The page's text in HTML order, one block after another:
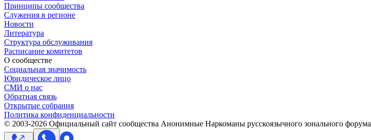
Принципы сообщества
Служения в регионе
Новости
Литература
Структура обслуживания
Расписание комитетов
О сообществе
Социальная значимость
Юридическое лицо
СМИ о нас
Обратная связь
Открытые собрания
Политика конфиденциальности
© 2003-2026 Официальный сайт сообщества Анонимные Наркоманы русскоязычного зонального форума